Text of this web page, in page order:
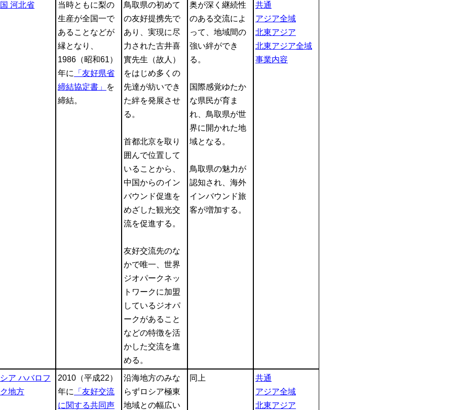
河北省
当時ともに梨の
生産が全国一で
あることなどが
縁となり、
1986（昭和61）
年に
「友好県省
締結協定書」
を
締結。
鳥取県の初めて
の友好提携先で
あり、実現に尽
力された古井喜
實先生（故人）
をはじめ多くの
先達が紡いでき
た絆を発展させ
る。
首都北京を取り
囲んで位置して
いることから、
中国からのイン
バウンド促進を
めざした観光交
流を促進する。
友好交流先のな
かで唯一、世界
ジオパークネッ
トワークに加盟
しているジオパ
ークがあること
などの特徴を活
かした交流を進
める。
奥が深く継続性
のある交流によ
って、地域間の
強い絆ができ
る。
国際感覚ゆたか
な県民が育ま
れ、鳥取県が世
界に開かれた地
域となる。
鳥取県の魅力が
認知され、海外
インバウンド旅
客が増加する。
共通
アジア全域
北東アジア
北東アジア全域
事業内容
ア ハバロフ
地方
2010（平成22）
年に
「友好交流
に関する共同声
沿海地方のみな
らずロシア極東
地域との幅広い
同上
共通
アジア全域
北東アジア